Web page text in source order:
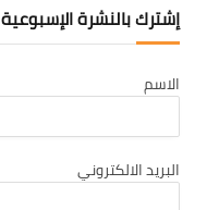
كانون ثاني 2026
تشرين ثاني 2025
تشرين أول 2025
أيلول 2025
إشترك بالنشرة الإسبوعية
الاسم
البريد الالكتروني